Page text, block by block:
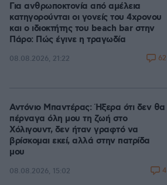
Για ανθρωποκτονία από αμέλεια
κατηγορούνται οι γονείς του 4χρονου
και ο ιδιοκτήτης του beach bar στην
Πάρο: Πώς έγινε η τραγωδία
08.08.2026, 21:22 62
Αντόνιο Μπαντέρας: Ήξερα ότι δεν θα
πέρναγα όλη μου τη ζωή στο
Χόλιγουντ, δεν ήταν γραφτό να
βρίσκομαι εκεί, αλλά στην πατρίδα
μου
08.08.2026, 15:02 4